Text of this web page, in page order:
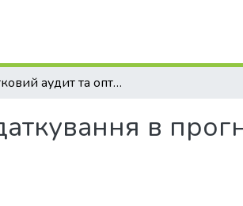
Податковий аудит та оптимізація оподаткування в прогнозуванні розвитку великих бізнес-структур
в